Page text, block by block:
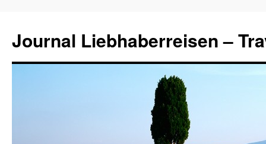
Journal Liebhaberreisen –